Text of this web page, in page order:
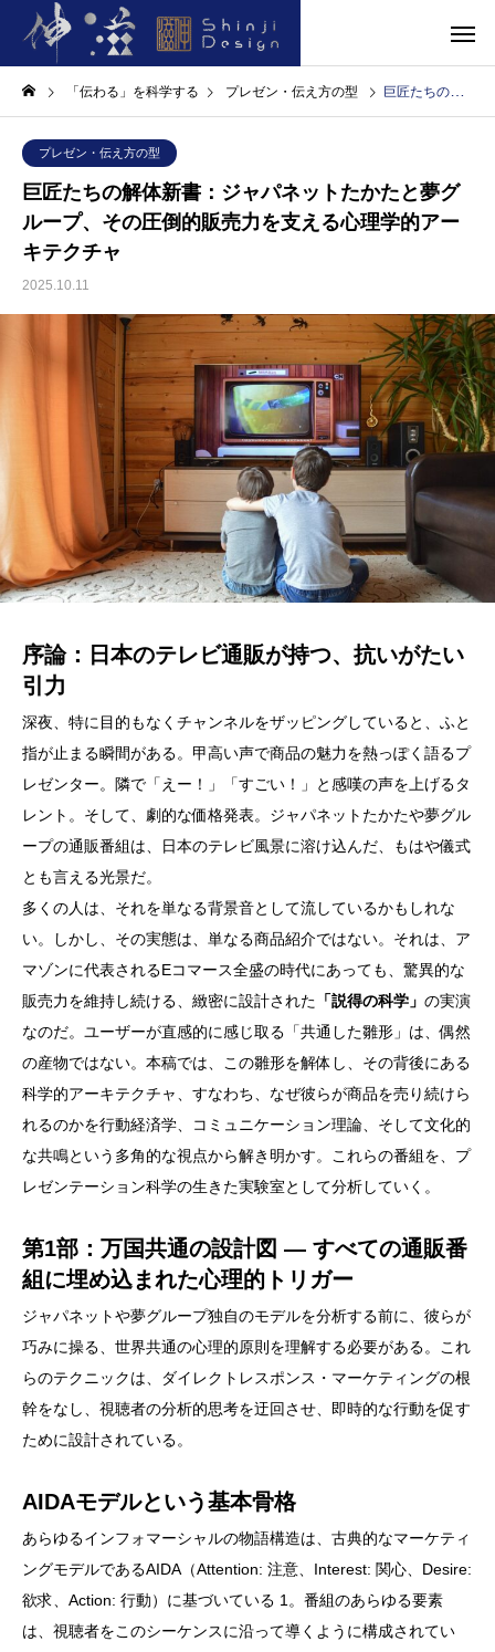
「伝わる」を科学する プレゼン・伝え方の型 巨匠たちの解体新書：ジャパネットたかたと夢グループ、その圧倒的販売力を支える心理学的アーキテクチャ
プレゼン・伝え方の型
巨匠たちの解体新書：ジャパネットたかたと夢グ
ループ、その圧倒的販売力を支える心理学的アー
キテクチャ
2025.10.11
序論：日本のテレビ通販が持つ、抗いがたい
引力
深夜、特に目的もなくチャンネルをザッピングしていると、ふと
指が止まる瞬間がある。甲高い声で商品の魅力を熱っぽく語るプ
レゼンター。隣で「えー！」「すごい！」と感嘆の声を上げるタ
レント。そして、劇的な価格発表。ジャパネットたかたや夢グル
ープの通販番組は、日本のテレビ風景に溶け込んだ、もはや儀式
とも言える光景だ。
多くの人は、それを単なる背景音として流しているかもしれな
い。しかし、その実態は、単なる商品紹介ではない。それは、ア
マゾンに代表されるEコマース全盛の時代にあっても、驚異的な
販売力を維持し続ける、緻密に設計された 「説得の科学」 の実演
なのだ。ユーザーが直感的に感じ取る「共通した雛形」は、偶然
の産物ではない。本稿では、この雛形を解体し、その背後にある
科学的アーキテクチャ、すなわち、なぜ彼らが商品を売り続けら
れるのかを行動経済学、コミュニケーション理論、そして文化的
な共鳴という多角的な視点から解き明かす。これらの番組を、プ
レゼンテーション科学の生きた実験室として分析していく。
第1部：万国共通の設計図 ― すべての通販番
組に埋め込まれた心理的トリガー
ジャパネットや夢グループ独自のモデルを分析する前に、彼らが
巧みに操る、世界共通の心理的原則を理解する必要がある。これ
らのテクニックは、ダイレクトレスポンス・マーケティングの根
幹をなし、視聴者の分析的思考を迂回させ、即時的な行動を促す
ために設計されている。
AIDAモデルという基本骨格
あらゆるインフォマーシャルの物語構造は、古典的なマーケティ
ングモデルであるAIDA（Attention: 注意、Interest: 関心、Desire:
欲求、Action: 行動）に基づいている 1。番組のあらゆる要素
は、視聴者をこのシーケンスに沿って導くように構成されてい